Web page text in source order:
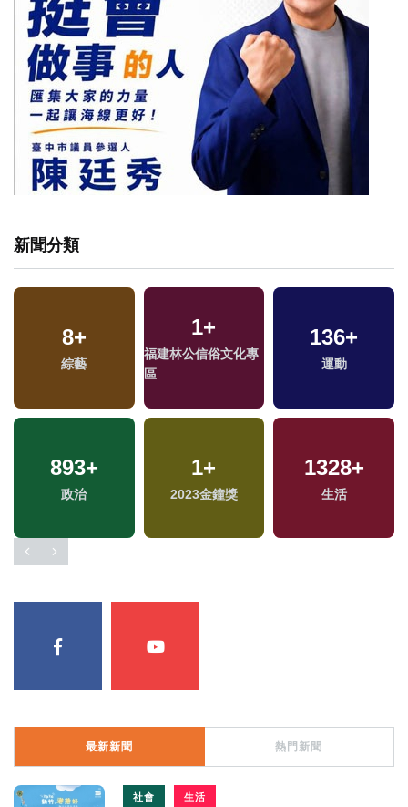
新聞分類
8+
綜藝
1+
福建林公信俗文化專
區
136+
運動
893+
政治
1+
2023金鐘獎
1328+
生活
最新新聞 熱門新聞
社會 生活